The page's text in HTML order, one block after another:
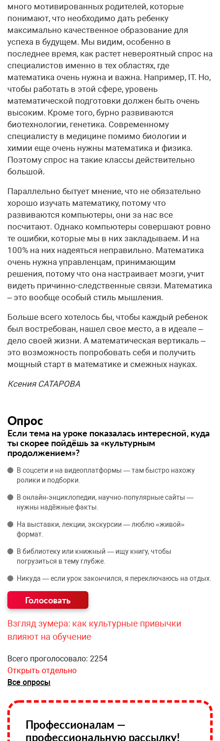
много мотивированных родителей, которые
понимают, что необходимо дать ребенку
максимально качественное образование для
успеха в будущем. Мы видим, особенно в
последнее время, как растет невероятный спрос на
специалистов именно в тех областях, где
математика очень нужна и важна. Например, IT. Но,
чтобы работать в этой сфере, уровень
математической подготовки должен быть очень
высоким. Кроме того, бурно развиваются
биотехнологии, генетика. Современному
специалисту в медицине помимо биологии и
химии еще очень нужны математика и физика.
Поэтому спрос на такие классы действительно
большой.
Параллельно бытует мнение, что не обязательно
хорошо изучать математику, потому что
развиваются компьютеры, они за нас все
посчитают. Однако компьютеры совершают ровно
те ошибки, которые мы в них закладываем. И на
100% на них надеяться неправильно. Математика
очень нужна управленцам, принимающим
решения, потому что она настраивает мозги, учит
видеть причинно-следственные связи. Математика
– это вообще особый стиль мышления.
Больше всего хотелось бы, чтобы каждый ребенок
был востребован, нашел свое место, а в идеале –
дело своей жизни. А математическая вертикаль –
это возможность попробовать себя и получить
мощный старт в математике и смежных науках.
Ксения САТАРОВА
Опрос
Если тема на уроке показалась интересной, куда
ты скорее пойдёшь за «культурным
продолжением»?
В соцсети и на видеоплатформы — там быстро нахожу
ролики и подборки.
В онлайн‑энциклопедии, научно‑популярные сайты —
нужны надёжные факты.
На выставки, лекции, экскурсии — люблю «живой»
формат.
В библиотеку или книжный — ищу книгу, чтобы
погрузиться в тему глубже.
Никуда — если урок закончился, я переключаюсь на отдых.
Взгляд зумера: как культурные привычки
влияют на обучение
Всего проголосовало: 2254
Открыть отдельно
Все опросы
Профессионалам —
профессиональную рассылку!